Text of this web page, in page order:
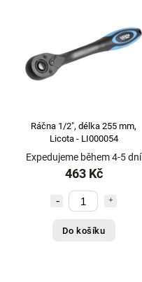
Ráčna 1/2", délka 255 mm,
Licota - LI000054
Expedujeme během 4-5 dní
463 Kč
Do košíku